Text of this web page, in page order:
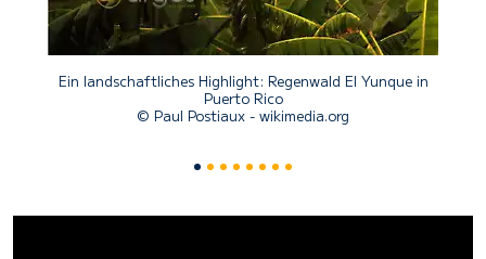
Ein landschaftliches Highlight: Regenwald El Yunque in
Puerto Rico
© Paul Postiaux - wikimedia.org